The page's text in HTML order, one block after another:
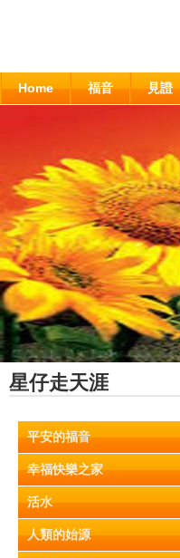
Home 福音 見證
星仔走天涯
平安的福音
幸福快樂之家
活水
人類的始源